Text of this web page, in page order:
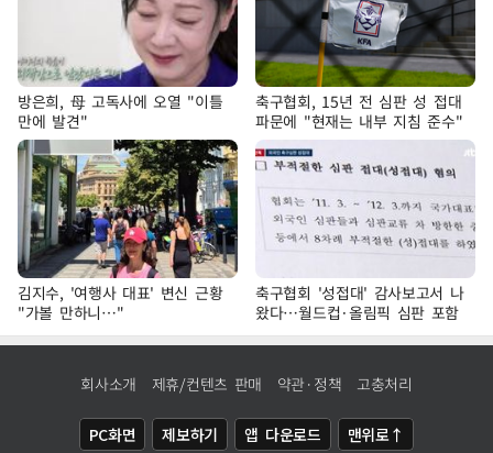
방은희, 母 고독사에 오열 "이틀
만에 발견"
축구협회, 15년 전 심판 성 접대
파문에 "현재는 내부 지침 준수"
김지수, '여행사 대표' 변신 근황
"가볼 만하니…"
축구협회 '성접대' 감사보고서 나
왔다…월드컵·올림픽 심판 포함
회사소개 제휴/컨텐츠 판매 약관·정책 고충처리
PC화면 제보하기 앱 다운로드 맨위로↑